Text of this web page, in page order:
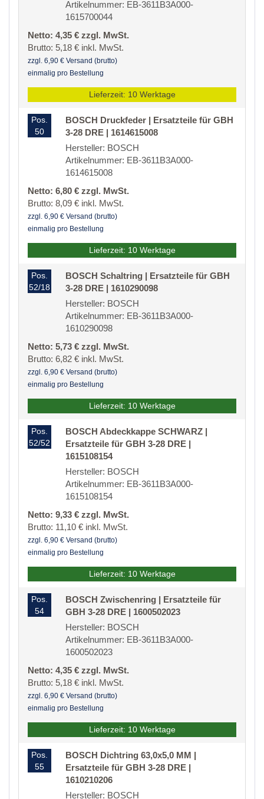
Artikelnummer: EB-3611B3A000-
1615700044
Netto: 4,35 € zzgl. MwSt.
Brutto: 5,18 € inkl. MwSt.
zzgl. 6,90 € Versand (brutto)
einmalig pro Bestellung
Lieferzeit: 10 Werktage
Pos.
50
BOSCH Druckfeder | Ersatzteile für GBH
3-28 DRE | 1614615008
Hersteller: BOSCH
Artikelnummer: EB-3611B3A000-
1614615008
Netto: 6,80 € zzgl. MwSt.
Brutto: 8,09 € inkl. MwSt.
zzgl. 6,90 € Versand (brutto)
einmalig pro Bestellung
Lieferzeit: 10 Werktage
Pos.
52/18
BOSCH Schaltring | Ersatzteile für GBH
3-28 DRE | 1610290098
Hersteller: BOSCH
Artikelnummer: EB-3611B3A000-
1610290098
Netto: 5,73 € zzgl. MwSt.
Brutto: 6,82 € inkl. MwSt.
zzgl. 6,90 € Versand (brutto)
einmalig pro Bestellung
Lieferzeit: 10 Werktage
Pos.
52/52
BOSCH Abdeckkappe SCHWARZ |
Ersatzteile für GBH 3-28 DRE |
1615108154
Hersteller: BOSCH
Artikelnummer: EB-3611B3A000-
1615108154
Netto: 9,33 € zzgl. MwSt.
Brutto: 11,10 € inkl. MwSt.
zzgl. 6,90 € Versand (brutto)
einmalig pro Bestellung
Lieferzeit: 10 Werktage
Pos.
54
BOSCH Zwischenring | Ersatzteile für
GBH 3-28 DRE | 1600502023
Hersteller: BOSCH
Artikelnummer: EB-3611B3A000-
1600502023
Netto: 4,35 € zzgl. MwSt.
Brutto: 5,18 € inkl. MwSt.
zzgl. 6,90 € Versand (brutto)
einmalig pro Bestellung
Lieferzeit: 10 Werktage
Pos.
55
BOSCH Dichtring 63,0x5,0 MM |
Ersatzteile für GBH 3-28 DRE |
1610210206
Hersteller: BOSCH